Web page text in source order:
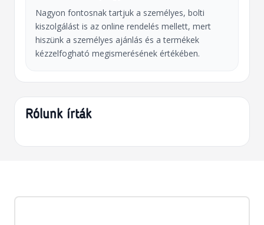
Nagyon fontosnak tartjuk a személyes, bolti
kiszolgálást is az online rendelés mellett, mert
hiszünk a személyes ajánlás és a termékek
kézzelfogható megismerésének értékében.
Rólunk írták